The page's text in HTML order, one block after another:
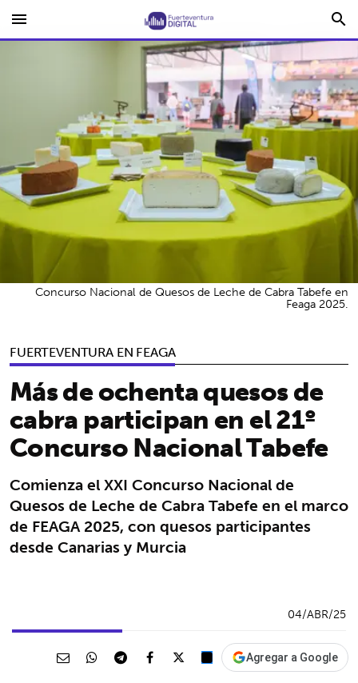
menu search
FUERTEVENTURA EN FEAGA
Más de ochenta quesos de
cabra participan en el 21º
Concurso Nacional Tabefe
Comienza el XXI Concurso Nacional de
Quesos de Leche de Cabra Tabefe en el marco
de FEAGA 2025, con quesos participantes
desde Canarias y Murcia
Concurso Nacional de Quesos de Leche de Cabra Tabefe en
Feaga 2025.
04/ABR/25
Agregar a Google